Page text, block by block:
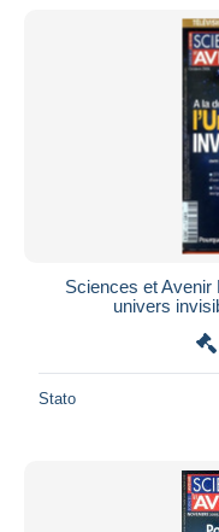
Sciences et Avenir
univers
Stato